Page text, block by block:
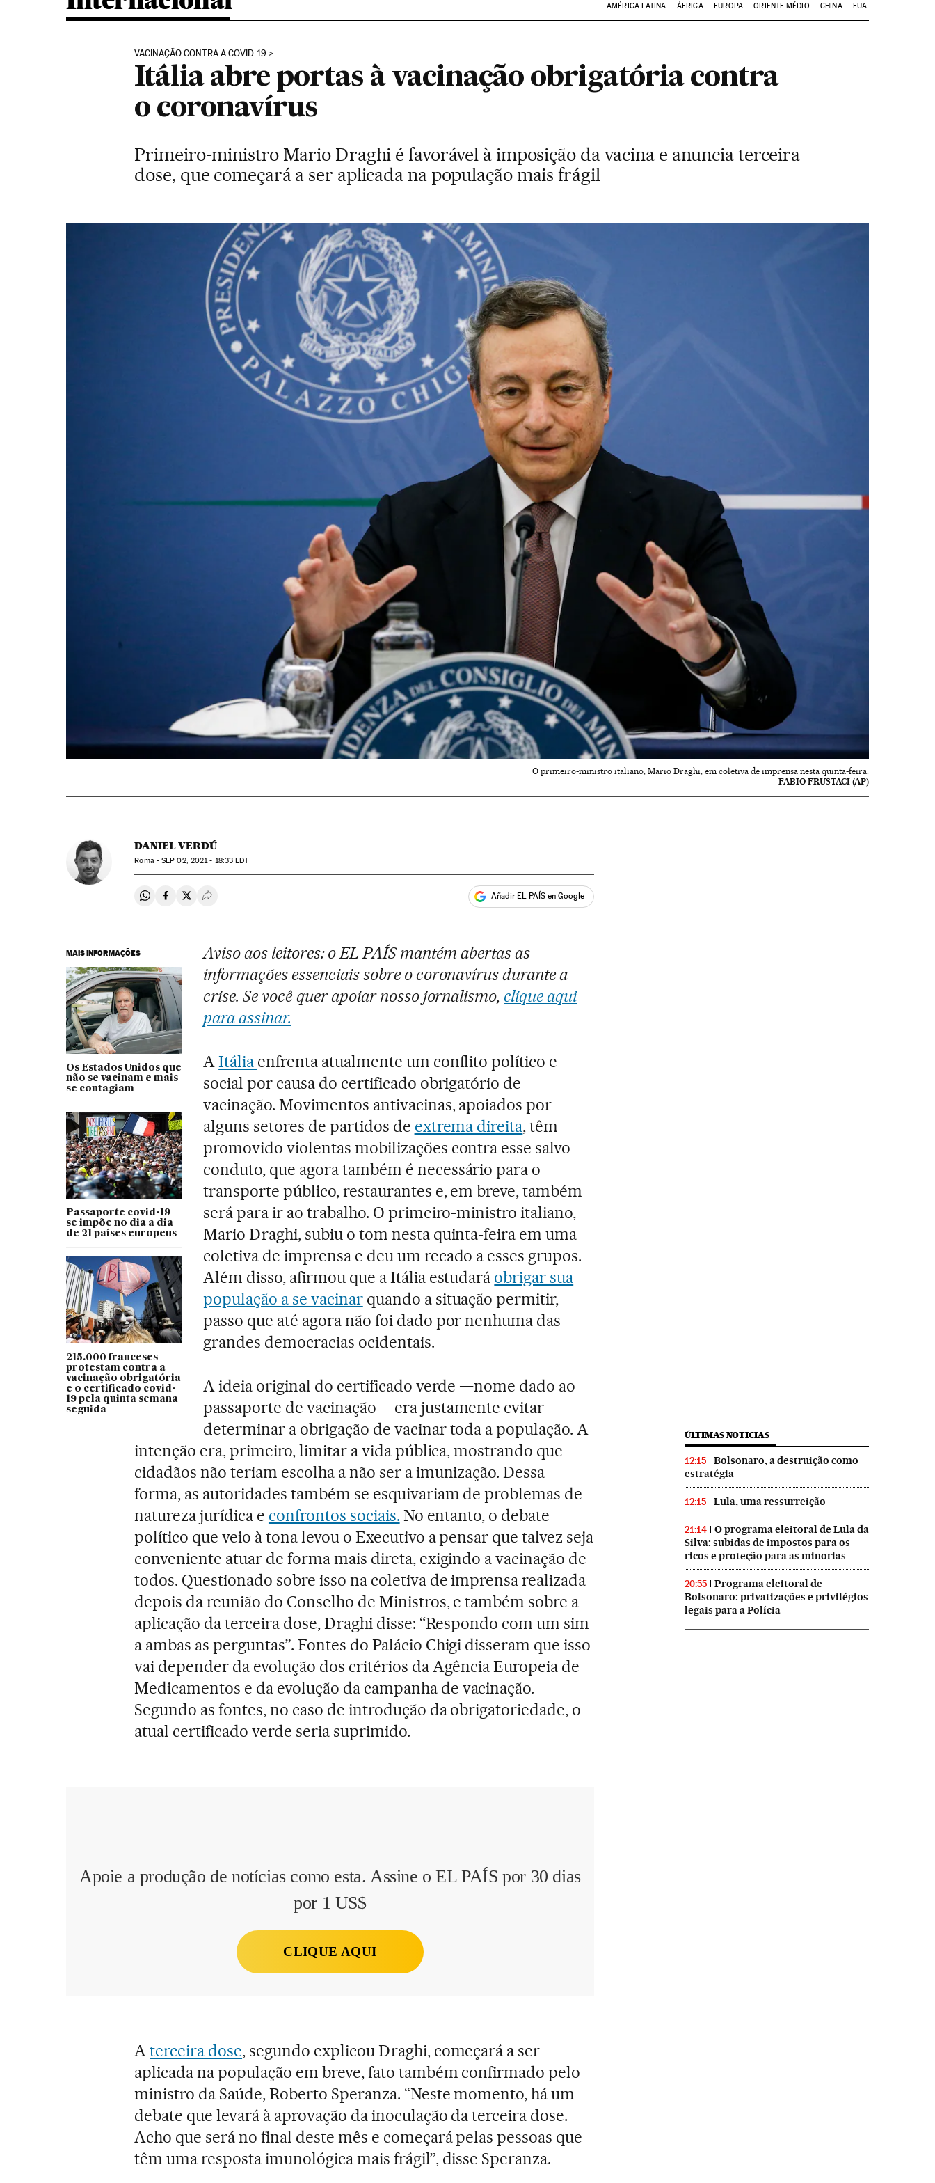
AMÉRICA LATINA ÁFRICA EUROPA ORIENTE MÉDIO CHINA EUA
VACINAÇÃO CONTRA A COVID-19
Itália abre portas à vacinação obrigatória contra
o coronavírus
Primeiro-ministro Mario Draghi é favorável à imposição da vacina e anuncia terceira
dose, que começará a ser aplicada na população mais frágil
O primeiro-ministro italiano, Mario Draghi, em coletiva de imprensa nesta quinta-feira.
FABIO FRUSTACI (AP)
DANIEL VERDÚ
Roma -SEP 02, 2021 - 18:33 EDT
Compartir en Whatsapp
Compartir en Facebook
Compartir en Twitter
Desplegar Redes Sociales Añadir EL PAÍS en Google
MAIS INFORMAÇÕES
Os Estados Unidos que
não se vacinam e mais
se contagiam
Passaporte covid-19
se impõe no dia a dia
de 21 países europeus
215.000 franceses
protestam contra a
vacinação obrigatória
e o certificado covid-
19 pela quinta semana
seguida
Aviso aos leitores: o EL PAÍS mantém abertas as
informações essenciais sobre o coronavírus durante a
crise. Se você quer apoiar nosso jornalismo, clique aqui
para assinar.
AItália enfrenta atualmente um conflito político e
social por causa do certificado obrigatório de
vacinação. Movimentos antivacinas, apoiados por
alguns setores de partidos de extrema direita, têm
promovido violentas mobilizações contra esse salvo-
conduto, que agora também é necessário para o
transporte público, restaurantes e, em breve, também
será para ir ao trabalho. O primeiro-ministro italiano,
Mario Draghi, subiu o tom nesta quinta-feira em uma
coletiva de imprensa e deu um recado a esses grupos.
Além disso, afirmou que a Itália estudará obrigar sua
população a se vacinarquando a situação permitir,
passo que até agora não foi dado por nenhuma das
grandes democracias ocidentais.
A ideia original do certificado verde —nome dado ao
passaporte de vacinação— era justamente evitar
determinar a obrigação de vacinar toda a população. A
intenção era, primeiro, limitar a vida pública, mostrando que
cidadãos não teriam escolha a não ser a imunização. Dessa
forma, as autoridades também se esquivariam de problemas de
natureza jurídica e confrontos sociais. No entanto, o debate
político que veio à tona levou o Executivo a pensar que talvez seja
conveniente atuar de forma mais direta, exigindo a vacinação de
todos. Questionado sobre isso na coletiva de imprensa realizada
depois da reunião do Conselho de Ministros, e também sobre a
aplicação da terceira dose, Draghi disse: “Respondo com um sim
a ambas as perguntas”. Fontes do Palácio Chigi disseram que isso
vai depender da evolução dos critérios da Agência Europeia de
Medicamentos e da evolução da campanha de vacinação.
Segundo as fontes, no caso de introdução da obrigatoriedade, o
atual certificado verde seria suprimido.
Apoie a produção de notícias como esta. Assine o EL PAÍS por 30 dias
por 1 US$
CLIQUE AQUI
Aterceira dose, segundo explicou Draghi, começará a ser
aplicada na população em breve, fato também confirmado pelo
ministro da Saúde, Roberto Speranza. “Neste momento, há um
debate que levará à aprovação da inoculação da terceira dose.
Acho que será no final deste mês e começará pelas pessoas que
têm uma resposta imunológica mais frágil”, disse Speranza.
ÚLTIMAS NOTICIAS
12:15
Bolsonaro, a destruição como
estratégia
12:15 Lula, uma ressurreição
21:14
O programa eleitoral de Lula da
Silva: subidas de impostos para os
ricos e proteção para as minorias
20:55
Programa eleitoral de
Bolsonaro: privatizações e privilégios
legais para a Polícia